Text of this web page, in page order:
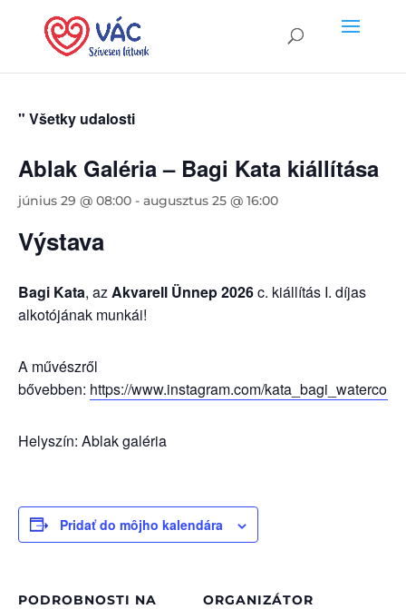
" Všetky udalosti
Ablak Galéria – Bagi Kata kiállítása
június 29 @ 08:00 - augusztus 25 @ 16:00
Výstava
Bagi Kata, az Akvarell Ünnep 2026c. kiállítás I. díjas
alkotójának munkái!
A művészről
bővebben: https://www.instagram.com/
Helyszín: Ablak galéria
Pridať do môjho kalendára
PODROBNOSTI NA ORGANIZÁTOR